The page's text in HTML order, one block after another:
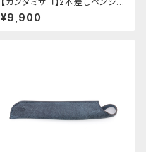
ス・ミネルバボックス (オリーバ)
¥9,900